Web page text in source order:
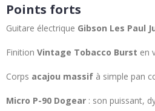
Points forts
Guitare électrique Gibson Les Paul
Finition Vintage Tobacco Burst en
Corps acajou massif à simple pan
Micro P-90 Dogear : son puissant,